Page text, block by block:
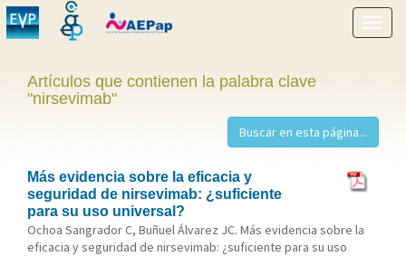
menú
Artículos que contienen la palabra clave
"nirsevimab"
Más evidencia sobre la eficacia y
seguridad de nirsevimab: ¿suficiente
para su uso universal?
Ochoa Sangrador C, Buñuel Álvarez JC. Más evidencia sobre la
eficacia y seguridad de nirsevimab: ¿suficiente para su uso